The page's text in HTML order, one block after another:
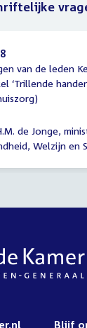
van de leden
‘Trillende
de Jonge,
Welzijn en
Blijf